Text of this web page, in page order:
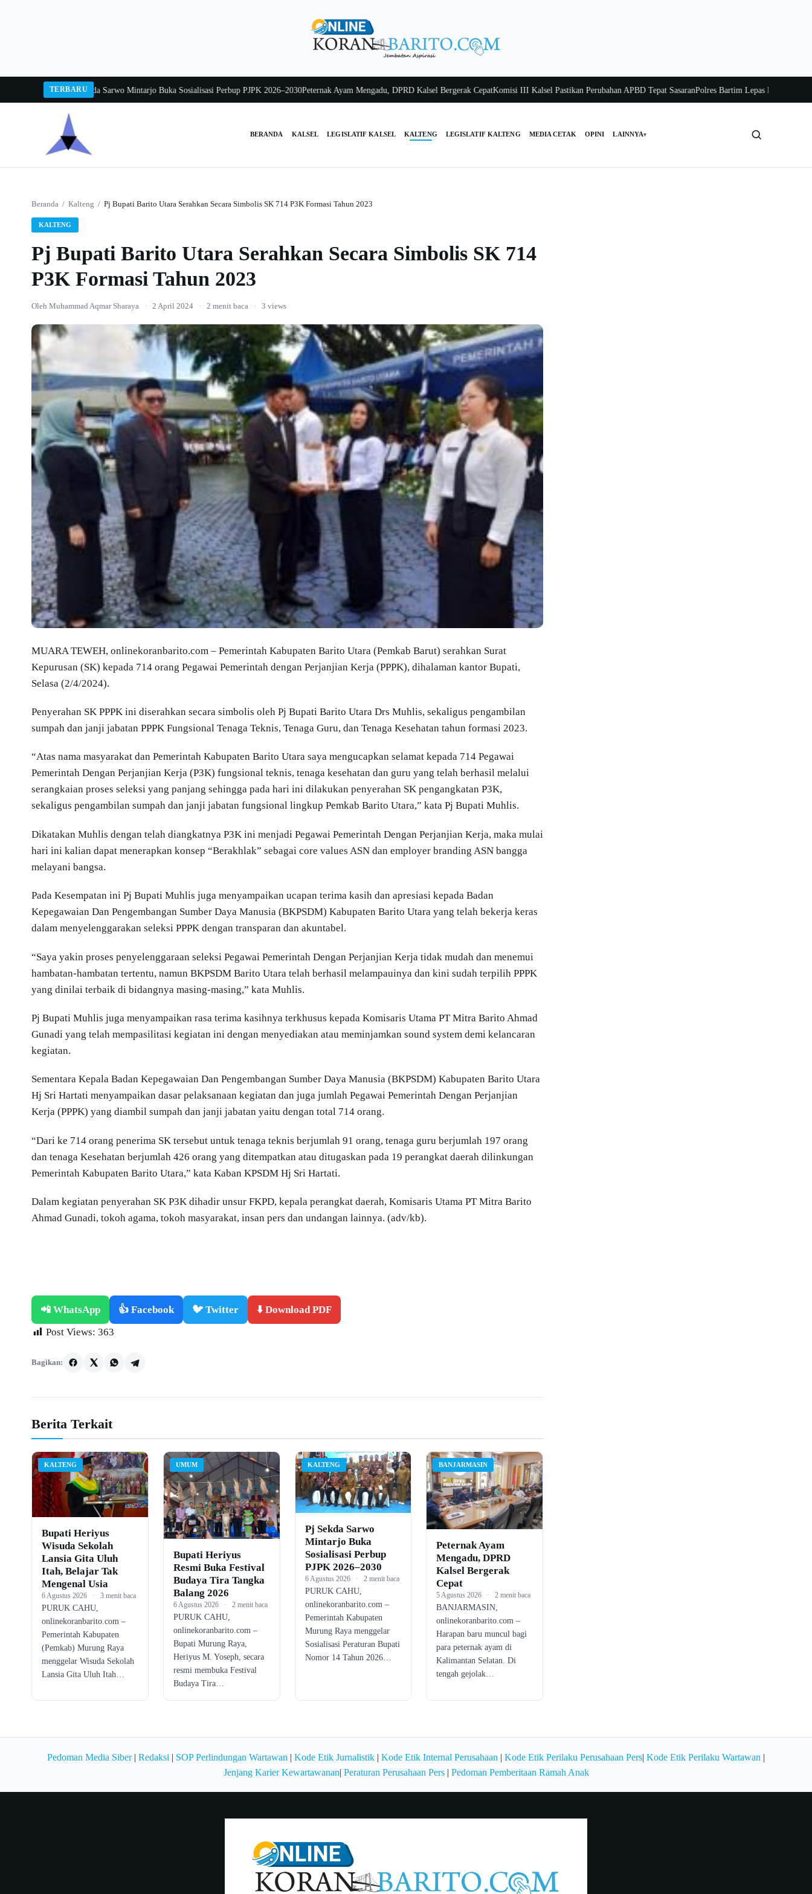
TERBARU
Pj Sekda Sarwo Mintarjo Buka Sosialisasi Perbup PJPK 2026–2030Peternak Ayam Mengadu, DPRD Kalsel Bergerak CepatKomisi III Kalsel Pastikan Perubahan APBD Tepat SasaranPolres Bartim Lepas Bakti Sosial untuk
BERANDA KALSEL LEGISLATIF KALSEL KALTENG LEGISLATIF KALTENG MEDIA CETAK OPINI LAINNYA▾
Beranda / Kalteng / Pj Bupati Barito Utara Serahkan Secara Simbolis SK 714 P3K Formasi Tahun 2023
KALTENG
Pj Bupati Barito Utara Serahkan Secara Simbolis SK 714
P3K Formasi Tahun 2023
Oleh Muhammad Aqmar Sharaya · 2 April 2024 · 2 menit baca · 3 views
MUARA TEWEH, onlinekoranbarito.com – Pemerintah Kabupaten Barito Utara (Pemkab Barut) serahkan Surat
Kepurusan (SK) kepada 714 orang Pegawai Pemerintah dengan Perjanjian Kerja (PPPK), dihalaman kantor Bupati,
Selasa (2/4/2024).
Penyerahan SK PPPK ini diserahkan secara simbolis oleh Pj Bupati Barito Utara Drs Muhlis, sekaligus pengambilan
sumpah dan janji jabatan PPPK Fungsional Tenaga Teknis, Tenaga Guru, dan Tenaga Kesehatan tahun formasi 2023.
“Atas nama masyarakat dan Pemerintah Kabupaten Barito Utara saya mengucapkan selamat kepada 714 Pegawai
Pemerintah Dengan Perjanjian Kerja (P3K) fungsional teknis, tenaga kesehatan dan guru yang telah berhasil melalui
serangkaian proses seleksi yang panjang sehingga pada hari ini dilakukan penyerahan SK pengangkatan P3K,
sekaligus pengambilan sumpah dan janji jabatan fungsional lingkup Pemkab Barito Utara,” kata Pj Bupati Muhlis.
Dikatakan Muhlis dengan telah diangkatnya P3K ini menjadi Pegawai Pemerintah Dengan Perjanjian Kerja, maka mulai
hari ini kalian dapat menerapkan konsep “Berakhlak” sebagai core values ASN dan employer branding ASN bangga
melayani bangsa.
Pada Kesempatan ini Pj Bupati Muhlis juga menyampaikan ucapan terima kasih dan apresiasi kepada Badan
Kepegawaian Dan Pengembangan Sumber Daya Manusia (BKPSDM) Kabupaten Barito Utara yang telah bekerja keras
dalam menyelenggarakan seleksi PPPK dengan transparan dan akuntabel.
“Saya yakin proses penyelenggaraan seleksi Pegawai Pemerintah Dengan Perjanjian Kerja tidak mudah dan menemui
hambatan-hambatan tertentu, namun BKPSDM Barito Utara telah berhasil melampauinya dan kini sudah terpilih PPPK
yang dinilai terbaik di bidangnya masing-masing,” kata Muhlis.
Pj Bupati Muhlis juga menyampaikan rasa terima kasihnya terkhusus kepada Komisaris Utama PT Mitra Barito Ahmad
Gunadi yang telah mempasilitasi kegiatan ini dengan menyediakan atau meminjamkan sound system demi kelancaran
kegiatan.
Sementara Kepala Badan Kepegawaian Dan Pengembangan Sumber Daya Manusia (BKPSDM) Kabupaten Barito Utara
Hj Sri Hartati menyampaikan dasar pelaksanaan kegiatan dan juga jumlah Pegawai Pemerintah Dengan Perjanjian
Kerja (PPPK) yang diambil sumpah dan janji jabatan yaitu dengan total 714 orang.
“Dari ke 714 orang penerima SK tersebut untuk tenaga teknis berjumlah 91 orang, tenaga guru berjumlah 197 orang
dan tenaga Kesehatan berjumlah 426 orang yang ditempatkan atau ditugaskan pada 19 perangkat daerah dilinkungan
Pemerintah Kabupaten Barito Utara,” kata Kaban KPSDM Hj Sri Hartati.
Dalam kegiatan penyerahan SK P3K dihadir unsur FKPD, kepala perangkat daerah, Komisaris Utama PT Mitra Barito
Ahmad Gunadi, tokoh agama, tokoh masyarakat, insan pers dan undangan lainnya. (adv/kb).
📲 WhatsApp 👍 Facebook 🐦 Twitter
⬇️ Download PDF
Post Views: 363
Bagikan:
Berita Terkait
KALTENG
Bupati Heriyus
Wisuda Sekolah
Lansia Gita Uluh
Itah, Belajar Tak
Mengenal Usia
6 Agustus 2026 · 3 menit baca
PURUK CAHU,
onlinekoranbarito.com –
Pemerintah Kabupaten
(Pemkab) Murung Raya
menggelar Wisuda Sekolah
Lansia Gita Uluh Itah…
UMUM
Bupati Heriyus
Resmi Buka Festival
Budaya Tira Tangka
Balang 2026
6 Agustus 2026 · 2 menit baca
PURUK CAHU,
onlinekoranbarito.com –
Bupati Murung Raya,
Heriyus M. Yoseph, secara
resmi membuka Festival
Budaya Tira…
KALTENG
Pj Sekda Sarwo
Mintarjo Buka
Sosialisasi Perbup
PJPK 2026–2030
6 Agustus 2026 · 2 menit baca
PURUK CAHU,
onlinekoranbarito.com –
Pemerintah Kabupaten
Murung Raya menggelar
Sosialisasi Peraturan Bupati
Nomor 14 Tahun 2026…
BANJARMASIN
Peternak Ayam
Mengadu, DPRD
Kalsel Bergerak
Cepat
5 Agustus 2026 · 2 menit baca
BANJARMASIN,
onlinekoranbarito.com –
Harapan baru muncul bagi
para peternak ayam di
Kalimantan Selatan. Di
tengah gejolak…
Pedoman Media Siber| Redaksi | SOP Perlindungan Wartawan | Kode Etik Jurnalistik | Kode Etik Internal Perusahaan | Kode Etik Perilaku Perusahaan Pers| Kode Etik Perilaku Wartawan |
Jenjang Karier Kewartawanan| Peraturan Perusahaan Pers| Pedoman Pemberitaan Ramah Anak